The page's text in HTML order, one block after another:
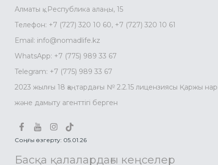
Алматы қ., Республика алаңы, 15
Телефон: +7 (727) 320 10 60, +7 (727) 320 10 61
Email: info@nomadlife.kz
WhatsApp: +7 (775) 989 33 67
Telegram: +7 (775) 989 33 67
2023 жылғы 18 қаңтардағы № 2.2.15 лицензиясы Қаржы
және дамыту агенттігі берген
Соңғы өзгерту: 05.01.26
Басқа қалалардағы кеңселер